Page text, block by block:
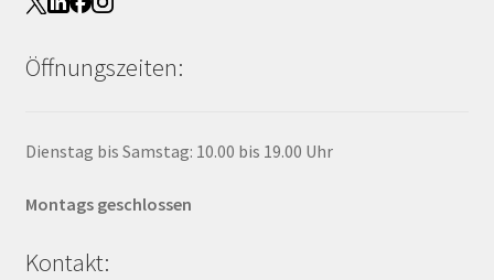
Öffnungszeiten:
Dienstag bis Samstag: 10.00 bis 19.00 Uhr
Montags geschlossen
Kontakt: